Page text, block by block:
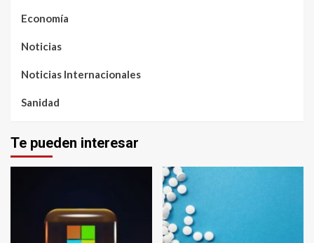
Economía
Noticias
Noticias Internacionales
Sanidad
Te pueden interesar